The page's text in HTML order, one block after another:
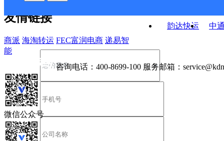
韵达快运
中
友情链接
商派 海淘转运 FEC富润电商 递易智
能
咨询电话： 400-8699-100 服务邮箱：
微信公众号